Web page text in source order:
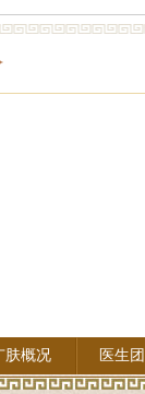
肤概况 医生